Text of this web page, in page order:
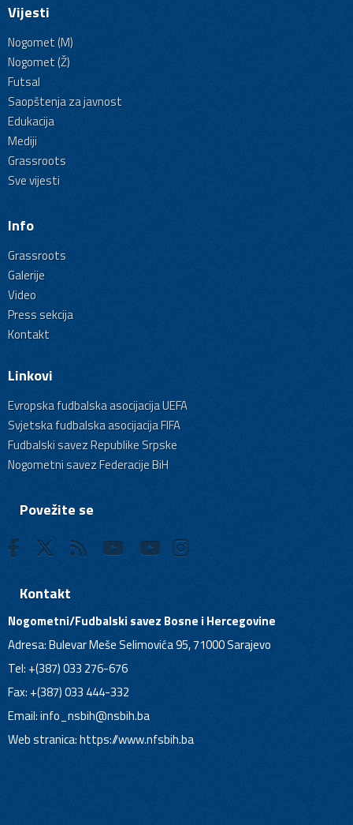
Vijesti
Nogomet (M)
Nogomet (Ž)
Futsal
Saopštenja za javnost
Edukacija
Mediji
Grassroots
Sve vijesti
Info
Grassroots
Galerije
Video
Press sekcija
Kontakt
Linkovi
Evropska fudbalska asocijacija UEFA
Svjetska fudbalska asocijacija FIFA
Fudbalski savez Republike Srpske
Nogometni savez Federacije BiH
Povežite se
Kontakt
Nogometni/Fudbalski savez Bosne i Hercegovine
Adresa: Bulevar Meše Selimovića 95, 71000 Sarajevo
Tel: +(387) 033 276-676
Fax: +(387) 033 444-332
Email:info_nsbih@nsbih.ba
Web stranica: https://www.nfsbih.ba